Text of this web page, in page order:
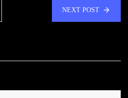
NEXT POST